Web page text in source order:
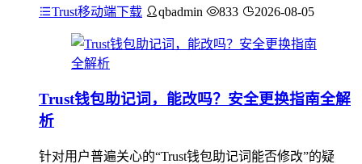
Trust移动端下载 qbadmin 833 2026-08-05
Trust钱包助记词，能改吗？安全更换指南全解
析
针对用户普遍关心的“Trust钱包助记词能否修改”的疑